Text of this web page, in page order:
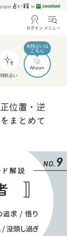
ログイン メニュー
特別占い
位置・逆
まとめて